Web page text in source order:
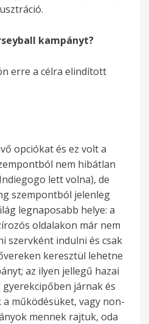
kampányt?
erre a célra elindított
opciókat és ez volt a
nem hibátlan
lett volna), de
szempontból jelenleg
legnaposabb helye: a
oldalakon már nem
szervként indulni és csak
keresztül lehetne
az ilyen jellegű hazai
járnak és
működésüket, vagy non-
mennek rajtuk, oda